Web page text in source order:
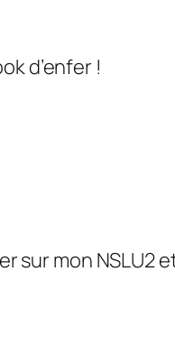
d’enfer !
sur mon NSLU2